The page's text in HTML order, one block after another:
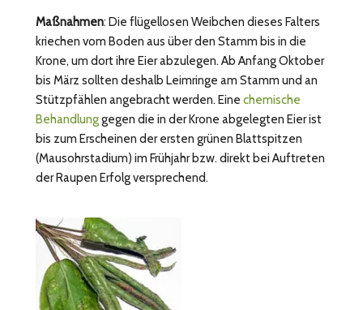
Maßnahmen: Die flügellosen Weibchen dieses Falters
kriechen vom Boden aus über den Stamm bis in die
Krone, um dort ihre Eier abzulegen. Ab Anfang Oktober
bis März sollten deshalb Leimringe am Stamm und an
Stützpfählen angebracht werden. Eine chemische
Behandlunggegen die in der Krone abgelegten Eier ist
bis zum Erscheinen der ersten grünen Blattspitzen
(Mausohrstadium) im Frühjahr bzw. direkt bei Auftreten
der Raupen Erfolg versprechend.